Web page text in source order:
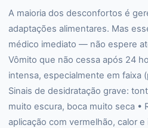
A maioria dos desconfortos é
adaptações alimentares. Mas
médico imediato — não espere
Vômito que não cessa após 24
intensa, especialmente em faixa
Sinais de desidratação grave:
muito escura, boca muito seca •
aplicação com vermelhão, calor